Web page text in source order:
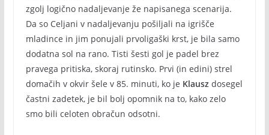
zgolj logično nadaljevanje že napisanega scenarija.
Da so Celjani v nadaljevanju pošiljali na igrišče
mladince in jim ponujali prvoligaški krst, je bila samo
dodatna sol na rano. Tisti šesti gol je padel brez
pravega pritiska, skoraj rutinsko. Prvi (in edini) strel
domačih v okvir šele v 85. minuti, ko je Klauszdosegel
častni zadetek, je bil bolj opomnik na to, kako zelo
smo bili celoten obračun odsotni.